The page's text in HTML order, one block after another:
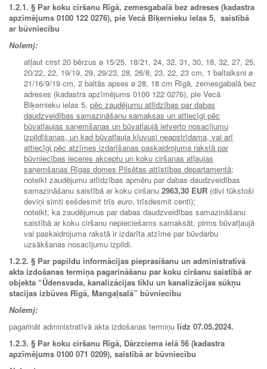
1.2.1. § Par koku ciršanu Rīgā, zemesgabalā bez adreses (kadastra
apzīmējums 0100 122 0276), pie Vecā Biķernieku ielas 5, saistībā
ar būvniecību
Nolemj:
atļaut cirst 20 bērzus ø 15/25, 18/21, 24, 32, 31, 30, 18, 32, 27, 25,
20/22, 22, 19/19, 29, 29/23, 28, 26/8, 23, 22, 23 cm, 1 baltalksni ø
21/16/9/19 cm, 2 baltās apses ø 28, 18 cm Rīgā, zemesgabalā bez
adreses (kadastra apzīmējums 0100 122 0276), pie Vecā
Biķernieku ielas 5, pēc zaudējumu atlīdzības par dabas
daudzveidības samazināšanu samaksas un attiecīgi pēc
būvatļaujas saņemšanas un būvatļaujā ietverto nosacījumu
izpildīšanas, un kad būvatļauja kļuvusi neapstrīdama, vai arī
attiecīgi pēc atzīmes izdarīšanas paskaidrojuma rakstā par
būvniecības ieceres akceptu un koku ciršanas atļaujas
saņemšanas Rīgas domes Pilsētas attīstības departamentā;
noteikt zaudējumu atlīdzības apmēru par dabas daudzveidības
samazināšanu saistībā ar koku ciršanu 2963,30 EUR (divi tūkstoši
deviņi simti sešdesmit trīs euro, trīsdesmit centi);
noteikt, ka zaudējumus par dabas daudzveidības samazināšanu
saistībā ar koku ciršanu nepieciešams samaksāt, pirms būvatļaujā
vai paskaidrojuma rakstā ir izdarīta atzīme par būvdarbu
uzsākšanas nosacījumu izpildi.
1.2.2. § Par papildu informācijas pieprasīšanu un administratīvā
akta izdošanas termiņa pagarināšanu par koku ciršanu saistībā ar
objekta “Ūdensvada, kanalizācijas tīklu un kanalizācijas sūkņu
stacijas izbūves Rīgā, Mangaļsalā” būvniecību
Nolemj:
pagarināt administratīvā akta izdošanas termiņu līdz 07.05.2024.
1.2.3. § Par koku ciršanu Rīgā, Dārzciema ielā 56 (kadastra
apzīmējums 0100 071 0209), saistībā ar būvniecību